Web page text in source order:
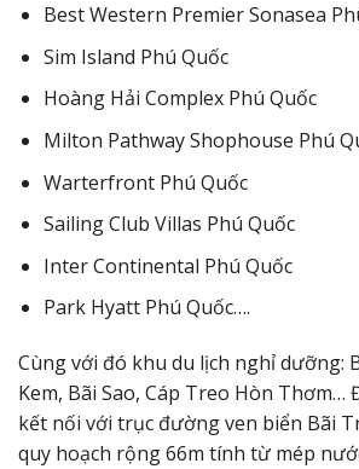
Best Western Premier Sonasea
Sim Island Phú Quốc
Hoàng Hải Complex Phú Quốc
Milton Pathway Shophouse Phú
Warterfront Phú Quốc
Sailing Club Villas Phú Quốc
Inter Continental Phú Quốc
Park Hyatt Phú Quốc….
Cùng với đó khu du lịch nghỉ dưỡng:
Kem, Bãi Sao, Cáp Treo Hòn Thơm…
kết nối với trục đường ven biển Bãi
quy hoạch rộng 66m tính từ mép